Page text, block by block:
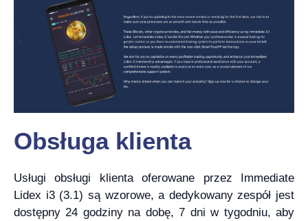
Obsługa klienta
Usługi obsługi klienta oferowane przez Immediate
Lidex i3 (3.1) są wzorowe, a dedykowany zespół jest
dostępny 24 godziny na dobę, 7 dni w tygodniu, aby